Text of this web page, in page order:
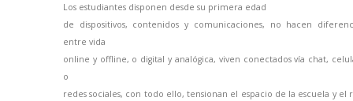
Los estudiantes disponen desde su primera edad
de dispositivos, contenidos y comunicaciones, no hacen
entre vida
online y offline, o digital y analógica, viven conectados vía chat,
o
redes sociales, con todo ello, tensionan el espacio de la escuela y el